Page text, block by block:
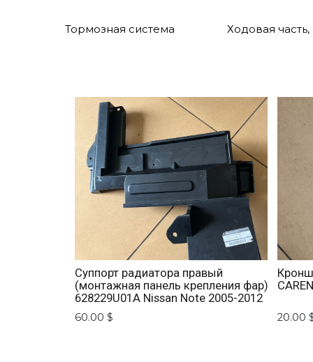
Тормозная система Ходовая
Суппорт радиатора правый
(монтажная панель крепления фар)
628229U01A Nissan Note 2005-2012
60.00 $ 20.00